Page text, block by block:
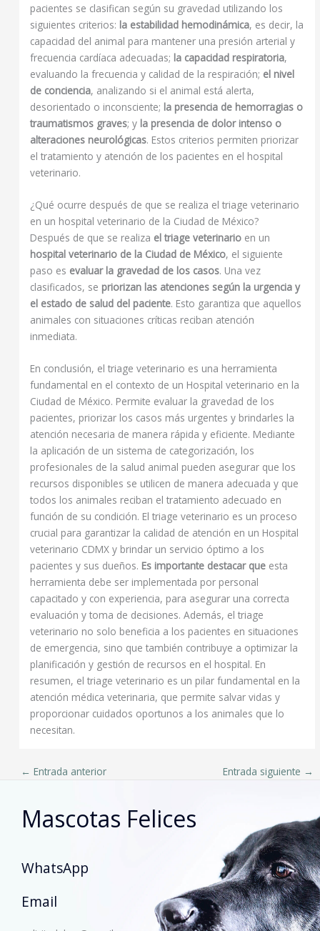
pacientes se clasifican según su gravedad utilizando los
siguientes criterios: la estabilidad hemodinámica, es decir, la
capacidad del animal para mantener una presión arterial y
frecuencia cardíaca adecuadas; la capacidad respiratoria,
evaluando la frecuencia y calidad de la respiración; el nivel
de conciencia, analizando si el animal está alerta,
desorientado o inconsciente; la presencia de hemorragias o
traumatismos graves; y la presencia de dolor intenso o
alteraciones neurológicas. Estos criterios permiten priorizar
el tratamiento y atención de los pacientes en el hospital
veterinario.
¿Qué ocurre después de que se realiza el triage veterinario
en un hospital veterinario de la Ciudad de México?
Después de que se realiza el triage veterinario en un
hospital veterinario de la Ciudad de México, el siguiente
paso es evaluar la gravedad de los casos. Una vez
clasificados, se priorizan las atenciones según la urgencia y
el estado de salud del paciente. Esto garantiza que aquellos
animales con situaciones críticas reciban atención
inmediata.
En conclusión, el triage veterinario es una herramienta
fundamental en el contexto de un Hospital veterinario en la
Ciudad de México. Permite evaluar la gravedad de los
pacientes, priorizar los casos más urgentes y brindarles la
atención necesaria de manera rápida y eficiente. Mediante
la aplicación de un sistema de categorización, los
profesionales de la salud animal pueden asegurar que los
recursos disponibles se utilicen de manera adecuada y que
todos los animales reciban el tratamiento adecuado en
función de su condición. El triage veterinario es un proceso
crucial para garantizar la calidad de atención en un Hospital
veterinario CDMX y brindar un servicio óptimo a los
pacientes y sus dueños. Es importante destacar que esta
herramienta debe ser implementada por personal
capacitado y con experiencia, para asegurar una correcta
evaluación y toma de decisiones. Además, el triage
veterinario no solo beneficia a los pacientes en situaciones
de emergencia, sino que también contribuye a optimizar la
planificación y gestión de recursos en el hospital. En
resumen, el triage veterinario es un pilar fundamental en la
atención médica veterinaria, que permite salvar vidas y
proporcionar cuidados oportunos a los animales que lo
necesitan.
← Entrada anterior Entrada siguiente →
Mascotas Felices
WhatsApp
Email